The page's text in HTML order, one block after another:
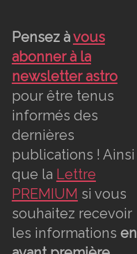
Pensez àvous
abonner à la
newsletter astro
pour être tenus
informés des
dernières
publications ! Ainsi
que la Lettre
PREMIUM si vous
souhaitez recevoir
les informations en